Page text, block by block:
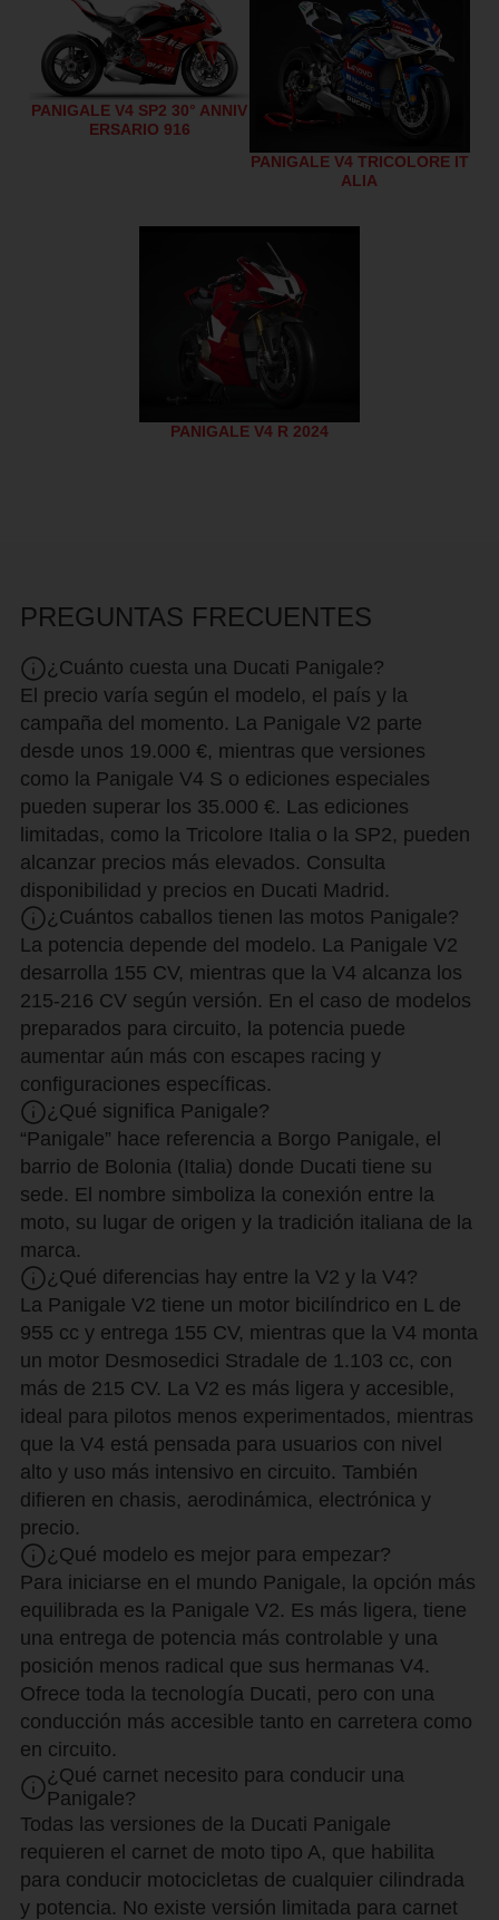
PANIGALE V4 SP2 30° ANNIV
ERSARIO 916
PANIGALE V4 TRICOLORE IT
ALIA
PANIGALE V4 R 2024
PREGUNTAS FRECUENTES
¿Cuánto cuesta una Ducati Panigale?
El precio varía según el modelo, el país y la
campaña del momento. La Panigale V2 parte
desde unos 19.000 €, mientras que versiones
como la Panigale V4 S o ediciones especiales
pueden superar los 35.000 €. Las ediciones
limitadas, como la Tricolore Italia o la SP2, pueden
alcanzar precios más elevados. Consulta
disponibilidad y precios en Ducati Madrid.
¿Cuántos caballos tienen las motos Panigale?
La potencia depende del modelo. La Panigale V2
desarrolla 155 CV, mientras que la V4 alcanza los
215-216 CV según versión. En el caso de modelos
preparados para circuito, la potencia puede
aumentar aún más con escapes racing y
configuraciones específicas.
¿Qué significa Panigale?
“Panigale” hace referencia a Borgo Panigale, el
barrio de Bolonia (Italia) donde Ducati tiene su
sede. El nombre simboliza la conexión entre la
moto, su lugar de origen y la tradición italiana de la
marca.
¿Qué diferencias hay entre la V2 y la V4?
La Panigale V2 tiene un motor bicilíndrico en L de
955 cc y entrega 155 CV, mientras que la V4 monta
un motor Desmosedici Stradale de 1.103 cc, con
más de 215 CV. La V2 es más ligera y accesible,
ideal para pilotos menos experimentados, mientras
que la V4 está pensada para usuarios con nivel
alto y uso más intensivo en circuito. También
difieren en chasis, aerodinámica, electrónica y
precio.
¿Qué modelo es mejor para empezar?
Para iniciarse en el mundo Panigale, la opción más
equilibrada es la Panigale V2. Es más ligera, tiene
una entrega de potencia más controlable y una
posición menos radical que sus hermanas V4.
Ofrece toda la tecnología Ducati, pero con una
conducción más accesible tanto en carretera como
en circuito.
¿Qué carnet necesito para conducir una
Panigale?
Todas las versiones de la Ducati Panigale
requieren el carnet de moto tipo A, que habilita
para conducir motocicletas de cualquier cilindrada
y potencia. No existe versión limitada para carnet